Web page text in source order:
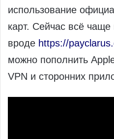
использование
карт. Сейчас всё
вроде https://
можно пополнить
VPN и сторонних